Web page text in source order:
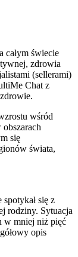
całym świecie
zdrowia
(sellerami)
Chat z
wśród
się
świata,
się z
rodziny. Sytuacja
w mniej niż pięć
opis